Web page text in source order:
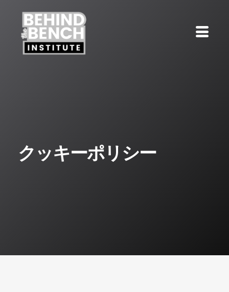
クッキーポリシー